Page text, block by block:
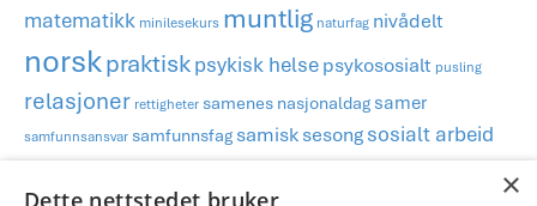
matematikk minilesekurs muntlig naturfag nivådelt
norskpraktiskpsykisk helse psykososialt pusling
relasjoner rettigheter samenes nasjonaldag samer
samfunnsansvar samfunnsfag samisk sesong sosialt arbeid
TPO ×
Dette nettstedet bruker